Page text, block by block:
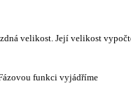
velikost. Její velikost
funkci vyjádříme